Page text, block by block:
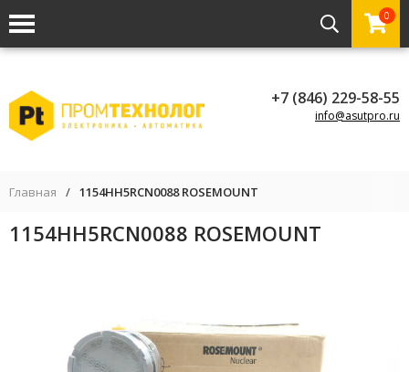
0
+7 (846) 229-58-55
info@asutpro.ru
Главная / 1154HH5RCN0088 ROSEMOUNT
1154HH5RCN0088 ROSEMOUNT